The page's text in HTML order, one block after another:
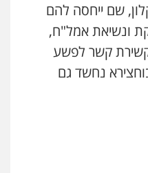
עורכי דין
שם ייחסה להם
ונשיאת אמל"ח,
קשירת קשר לפשע
יוני). אבוחצירא נחשד גם